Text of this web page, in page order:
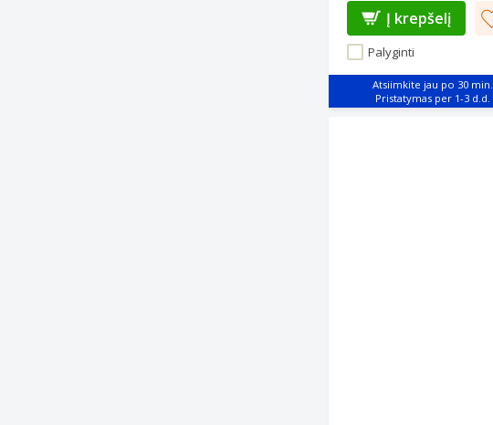
Palyginti
Į krepšelį
Atsiimkite jau po 30 min.